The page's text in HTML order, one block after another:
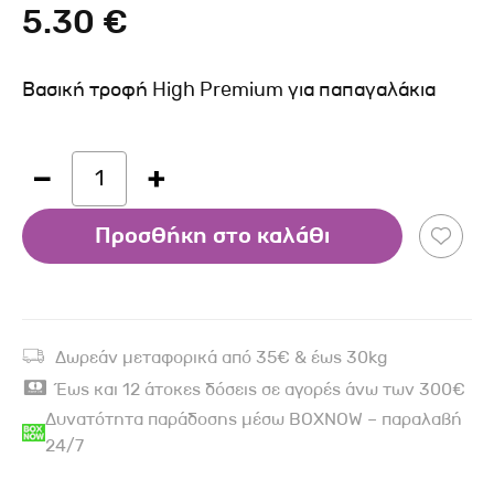
5.30 €
Βασική τροφή High Premium για παπαγαλάκια
1
Προσθήκη στο καλάθι
Δωρεάν μεταφορικά από 35€ & έως 30kg
Έως και 12 άτοκες δόσεις σε αγορές άνω των 300€
Δυνατότητα παράδοσης μέσω BOXNOW – παραλαβή
24/7